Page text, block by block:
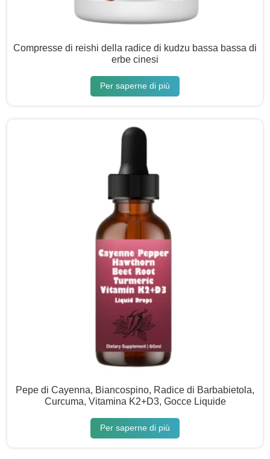
Compresse di reishi della radice di kudzu bassa bassa di
erbe cinesi
Per saperne di più
Pepe di Cayenna, Biancospino, Radice di Barbabietola,
Curcuma, Vitamina K2+D3, Gocce Liquide
Per saperne di più